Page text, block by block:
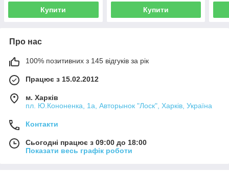
Купити Купити
Про нас
100% позитивних з 145 відгуків за рік
Працює з 15.02.2012
м. Харків
пл. Ю.Кононенка, 1а, Авторынок "Лоск", Харків, Україна
Контакти
Сьогодні працює з 09:00 до 18:00
Показати весь графік роботи